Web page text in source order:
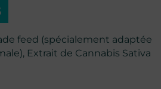
feed (spécialement adaptée
Extrait de Cannabis Sativa